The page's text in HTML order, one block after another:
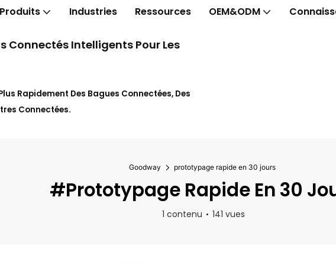
Produits Industries Ressources OEM&ODM
Connectés Intelligents Pour Les
Rapidement Des Bagues Connectées, Des
Connectées.
Goodway prototypage rapide en 30 jours
#prototypage Rapide En 30
1 contenu 141 vues